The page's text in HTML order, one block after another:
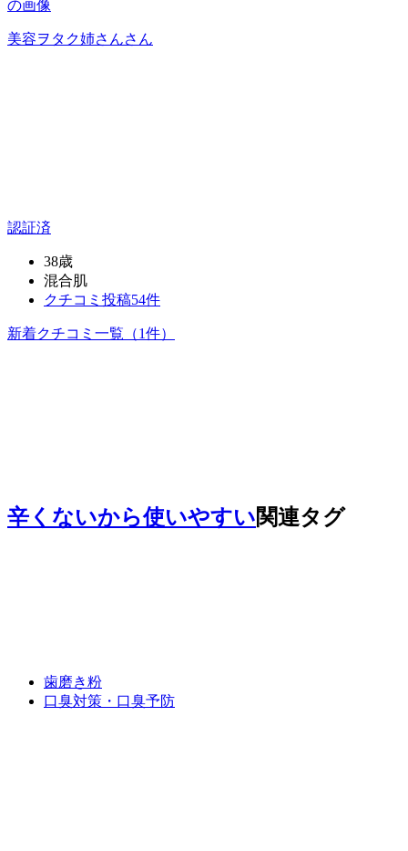
美容ヲタク姉さんさん
認証済
38歳
混合肌
クチコミ投稿54件
新着クチコミ一覧 （1件）
辛くないから使いやすい関連タグ
歯磨き粉
口臭対策・口臭予防